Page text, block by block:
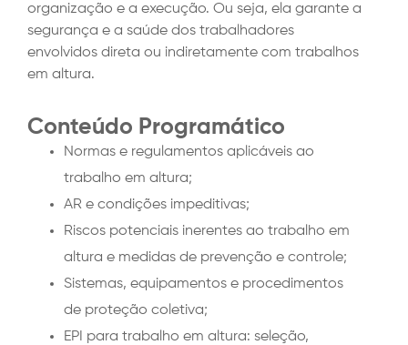
organização e a execução. Ou seja, ela garante a
segurança e a saúde dos trabalhadores
envolvidos direta ou indiretamente com trabalhos
em altura.
Conteúdo Programático
Normas e regulamentos aplicáveis ao
trabalho em altura;
AR e condições impeditivas;
Riscos potenciais inerentes ao trabalho em
altura e medidas de prevenção e controle;
Sistemas, equipamentos e procedimentos
de proteção coletiva;
EPI para trabalho em altura: seleção,